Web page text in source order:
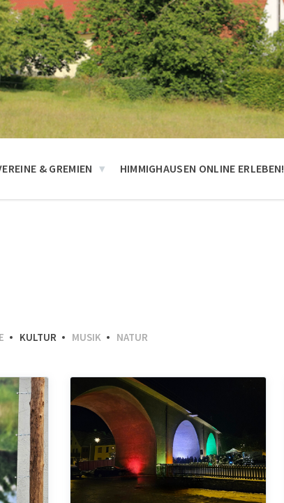
& GREMIEN HIMMIGHAUSEN ONLINE ERLEBEN!
KULTUR MUSIK NATUR